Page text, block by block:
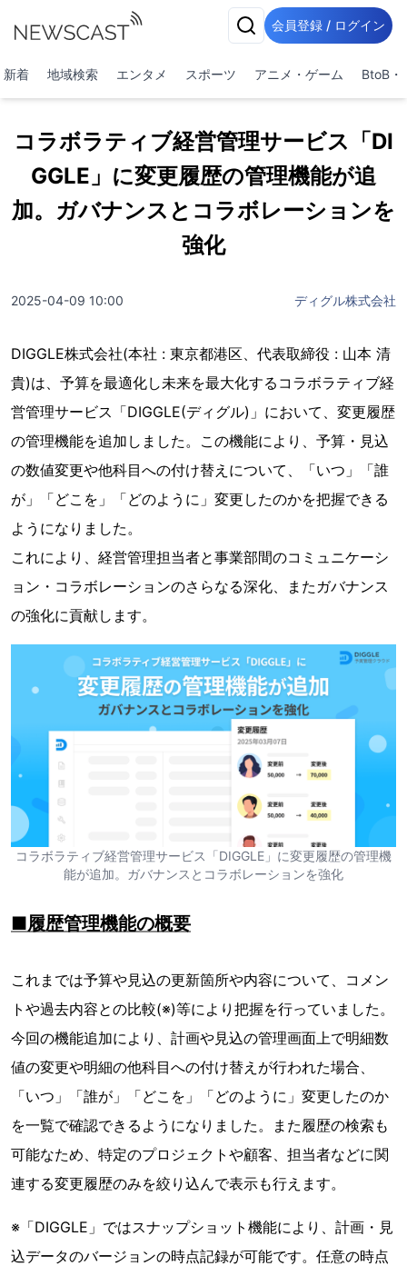
会員登録 / ログイン
新着 地域検索 エンタメ スポーツ アニメ・ゲーム BtoB・
コラボラティブ経営管理サービス「DI
GGLE」に変更履歴の管理機能が追
加。ガバナンスとコラボレーションを
強化
2025-04-09 10:00 ディグル株式会社
DIGGLE株式会社(本社 : 東京都港区、代表取締役 : 山本 清
貴)は、予算を最適化し未来を最大化するコラボラティブ経
営管理サービス「DIGGLE(ディグル)」において、変更履歴
の管理機能を追加しました。この機能により、予算・見込
の数値変更や他科目への付け替えについて、「いつ」「誰
が」「どこを」「どのように」変更したのかを把握できる
ようになりました。
これにより、経営管理担当者と事業部間のコミュニケーシ
ョン・コラボレーションのさらなる深化、またガバナンス
の強化に貢献します。
コラボラティブ経営管理サービス「DIGGLE」に変更履歴の管理機
能が追加。ガバナンスとコラボレーションを強化
■履歴管理機能の概要
これまでは予算や見込の更新箇所や内容について、コメン
トや過去内容との比較(※)等により把握を行っていました。
今回の機能追加により、計画や見込の管理画面上で明細数
値の変更や明細の他科目への付け替えが行われた場合、
「いつ」「誰が」「どこを」「どのように」変更したのか
を一覧で確認できるようになりました。また履歴の検索も
可能なため、特定のプロジェクトや顧客、担当者などに関
連する変更履歴のみを絞り込んで表示も行えます。
※「DIGGLE」ではスナップショット機能により、計画・見
込データのバージョンの時点記録が可能です。任意の時点